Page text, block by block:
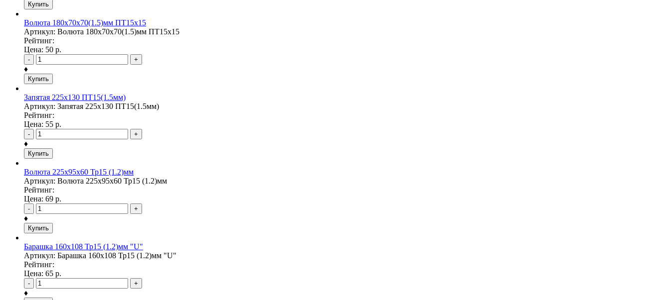
Купить
Волюта 180х70х70(1.5)мм ПТ15х15
Артикул: Волюта 180х70х70(1.5)мм ПТ15х15
Рейтинг:
Цена: 50 р.
- +
♦
Купить
Запятая 225х130 ПТ15(1.5мм)
Артикул: Запятая 225х130 ПТ15(1.5мм)
Рейтинг:
Цена: 55 р.
- +
♦
Купить
Волюта 225х95х60 Тр15 (1.2)мм
Артикул: Волюта 225х95х60 Тр15 (1.2)мм
Рейтинг:
Цена: 69 р.
- +
♦
Купить
Барашка 160х108 Тр15 (1.2)мм "U"
Артикул: Барашка 160х108 Тр15 (1.2)мм "U"
Рейтинг:
Цена: 65 р.
- +
♦